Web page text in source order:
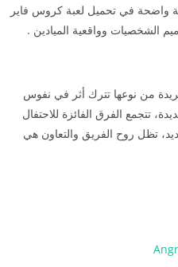
واضحة في تحميل لعبة كروس فاير
الشخصيات وواقعية الميادين .
من نوعها تترك أثر في نفوس
تتجمع الفرق الفائزة للاحتفال
تظل روح الفريق والتعاون هي